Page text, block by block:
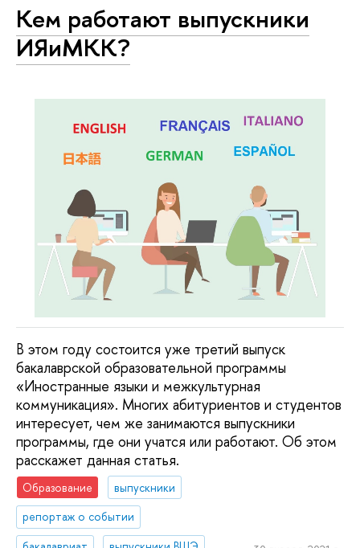
Кем работают выпускники
ИЯиМКК?
В этом году состоится уже третий выпуск
бакалаврской образовательной программы
«Иностранные языки и межкультурная
коммуникация». Многих абитуриентов и студентов
интересует, чем же занимаются выпускники
программы, где они учатся или работают. Об этом
расскажет данная статья.
Образование
выпускники
репортаж о событии